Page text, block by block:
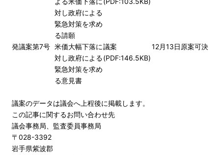
対し政府による
緊急対策を求め
る請願
発議案第7号 米価大幅下落に
対し政府による
緊急対策を求め
る意見書
議案
(PDF:146.5KB)
12月13日 原案可決
議案のデータは議会へ上程後に掲載します。
この記事に関するお問い合わせ先
議会事務局、監査委員事務局
〒028-3392
岩手県紫波郡